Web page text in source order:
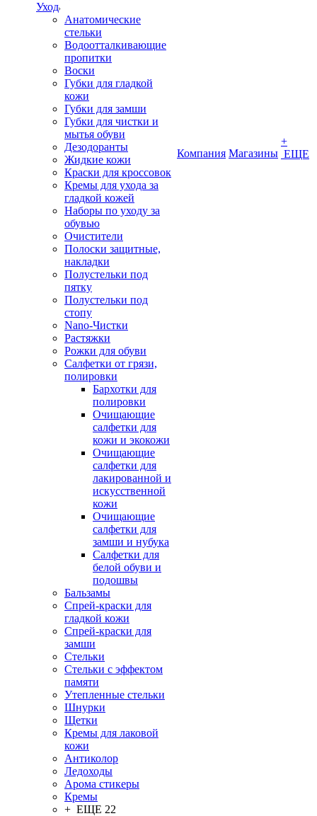
Уход
Анатомические
стельки
Водоотталкивающие
пропитки
Воски
Губки для гладкой
кожи
Губки для замши
Губки для чистки и
мытья обуви
Дезодоранты
Жидкие кожи
Краски для кроссовок
Кремы для ухода за
гладкой кожей
Наборы по уходу за
обувью
Очистители
Полоски защитные,
накладки
Полустельки под
пятку
Полустельки под
стопу
Nano-Чистки
Растяжки
Рожки для обуви
Салфетки от грязи,
полировки
Бархотки для
полировки
Очищающие
салфетки для
кожи и экокожи
Очищающие
салфетки для
лакированной и
искусственной
кожи
Очищающие
салфетки для
замши и нубука
Салфетки для
белой обуви и
подошвы
Бальзамы
Спрей-краски для
гладкой кожи
Спрей-краски для
замши
Стельки
Стельки с эффектом
памяти
Утепленные стельки
Шнурки
Щетки
Кремы для лаковой
кожи
Антиколор
Ледоходы
Арома стикеры
Кремы
+ ЕЩЕ 22
Компания Магазины
+
ЕЩЕ